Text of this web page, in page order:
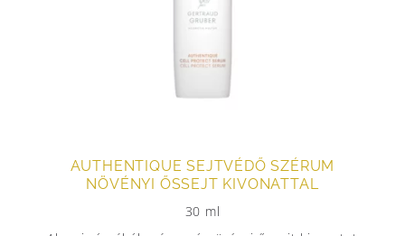
AUTHENTIQUE SEJTVÉDŐ SZÉRUM
NÖVÉNYI ŐSSEJT KIVONATTAL
30 ml